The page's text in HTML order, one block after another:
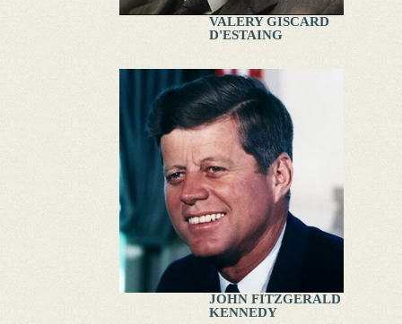
VALERY GISCARD
D'ESTAING
JOHN FITZGERALD
KENNEDY